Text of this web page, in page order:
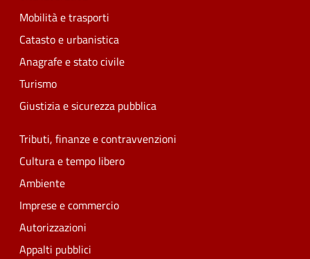
Mobilità e trasporti
Catasto e urbanistica
Anagrafe e stato civile
Turismo
Giustizia e sicurezza pubblica
Tributi, finanze e contravvenzioni
Cultura e tempo libero
Ambiente
Imprese e commercio
Autorizzazioni
Appalti pubblici